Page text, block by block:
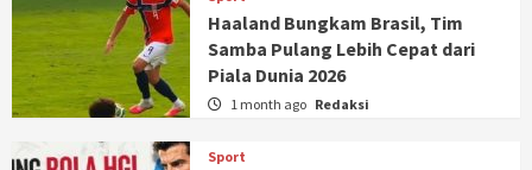
Haaland Bungkam Brasil, Tim
Samba Pulang Lebih Cepat dari
Piala Dunia 2026
1 month ago Redaksi
Sport